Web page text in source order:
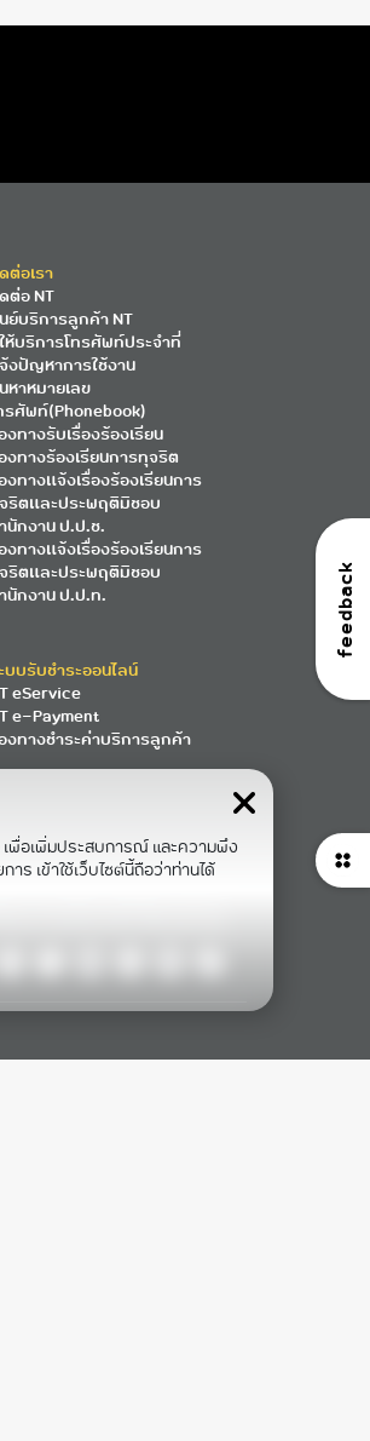
feedback
พื่อเพิ่มประสบการณ์ และความพึง
ร เข้าใช้เว็บไซต์นี้ถือว่าท่านได้
ต่อเรา
ต่อ NT
ย์บริการลูกค้า NT
ห้บริการโทรศัพท์ประจำที่
งปัญหาการใช้งาน
หาหมายเลข
รศัพท์(Phonebook)
งทางรับเรื่องร้องเรียน
งทางร้องเรียนการทุจริต
งทางแจ้งเรื่องร้องเรียนการ
ริตและประพฤติมิชอบ
นักงาน ป.ป.ช.
งทางแจ้งเรื่องร้องเรียนการ
ริตและประพฤติมิชอบ
นักงาน ป.ป.ท.
บบรับชำระออนไลน์
eService
e-Payment
งทางชำระค่าบริการลูกค้า